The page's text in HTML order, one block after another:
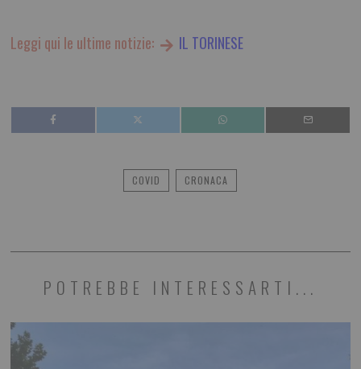
Leggi qui le ultime notizie: IL TORINESE
COVID CRONACA
POTREBBE INTERESSARTI...